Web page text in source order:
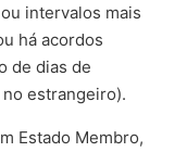
intervalos mais
há acordos
de dias de
estrangeiro).
Estado Membro,